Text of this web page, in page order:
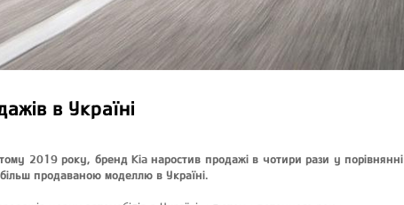
в Україні
2019 року, бренд Kia наростив продажі в чотири рази у порівнянні
продаваною моделлю в Україні.